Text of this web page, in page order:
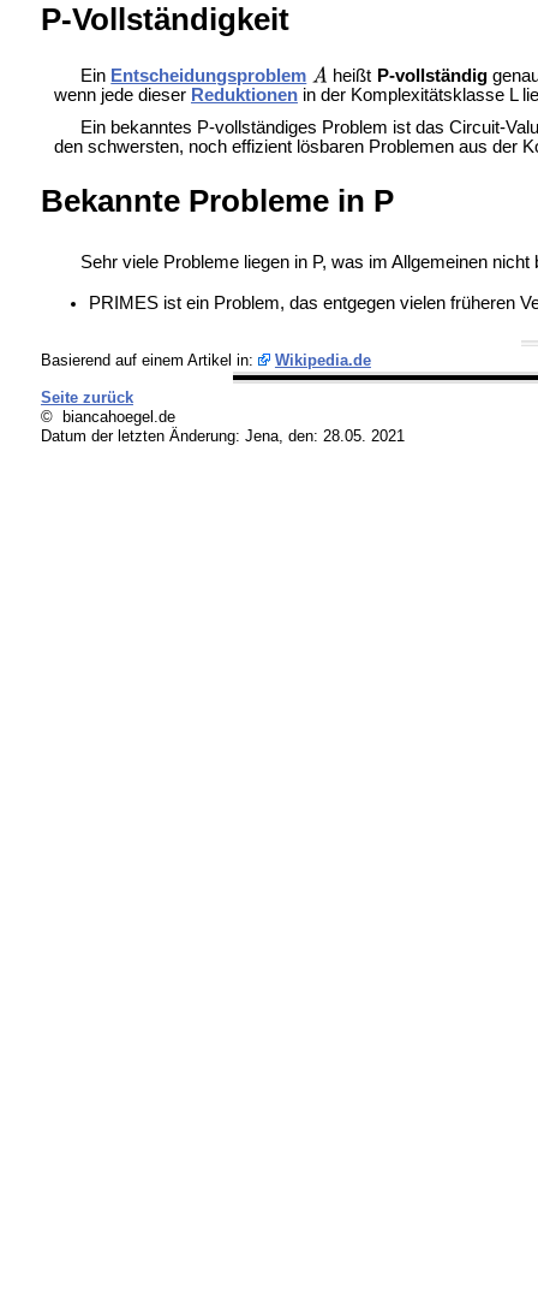
P-Vollständigkeit
Ein Entscheidungsproblem heißt P-vollständig
wenn jede dieser Reduktionenin der Komplexitätsklasse L
Ein bekanntes P-vollständiges Problem ist dasCircuit-
den schwersten, noch effizient lösbaren Problemen aus der
Bekannte Probleme in P
Sehr viele Probleme liegen in P, was im Allgemeinen
PRIMES ist ein Problem, das entgegen vielen früheren
Basierend auf einem Artikel in: Wikipedia.de
Seite zurück
© biancahoegel.de
Datum der letzten Änderung: Jena, den: 28.05. 2021